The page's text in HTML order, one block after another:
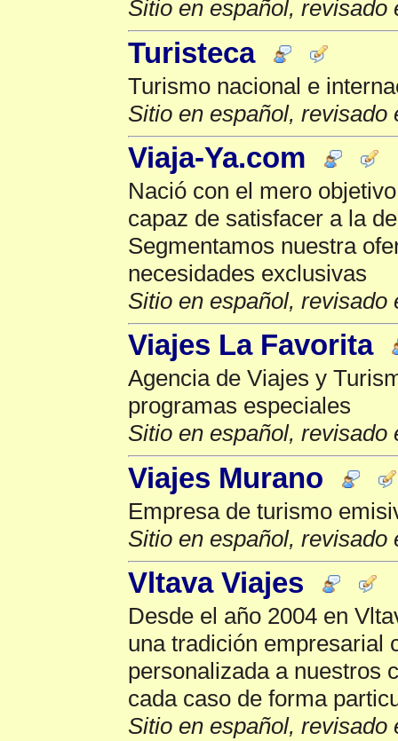
Sitio en español, revisado
Turisteca
Turismo nacional e
Sitio en español, revisado
Viaja-Ya.com
Nació con el mero
capaz de satisfacer a la
Segmentamos nuestra
necesidades exclusivas
Sitio en español, revisado
Viajes La Favorita
Agencia de Viajes y
programas especiales
Sitio en español, revisado
Viajes Murano
Empresa de turismo
Sitio en español, revisado
Vltava Viajes
Desde el año 2004 en
una tradición empresarial
personalizada a nuestros
cada caso de forma
Sitio en español, revisado